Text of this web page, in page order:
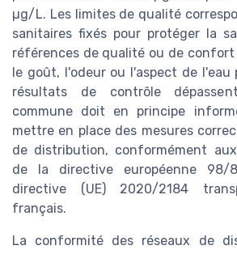
µg/L. Les limites de qualité
sanitaires fixés pour protéger la
références de qualité ou de
le goût, l'odeur ou l'aspect de l'eau
résultats de contrôle
commune doit en principe
mettre en place des mesures
de distribution, conformément
de la directive européenne 98/
directive (UE) 2020/2184
français.
La conformité des réseaux de